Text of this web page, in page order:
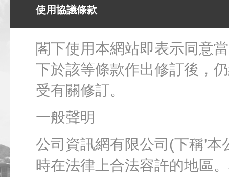
使用協議條款
閣下使用本網站即表示同意
下於該等條款作出修訂後，
受有關修訂。
一般聲明
公司資訊網有限公司(下稱’
時在法律上合法容許的地區